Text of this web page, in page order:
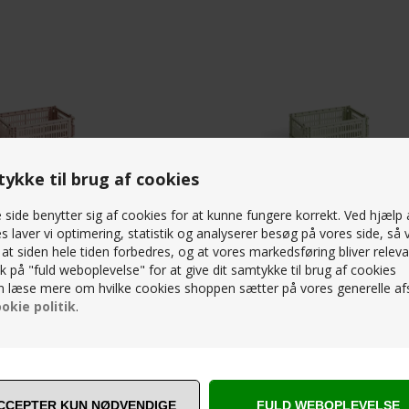
til brug af cookies
side benytter sig af cookies for at kunne fungere korrekt. Ved hjælp
laver vi optimering, statistik og analyserer besøg på vores side, så
at siden hele tiden forbedres, og at vores markedsføring bliver
på "fuld weboplevelse" for at give dit samtykke til brug af cookies
læse mere om hvilke cookies shoppen sætter på vores generelle
politik.
CRATE / S -BLUSH HAY - KASSE - COLOUR CRATE / S -
39,00 DKK
3500 M2 Kunde service